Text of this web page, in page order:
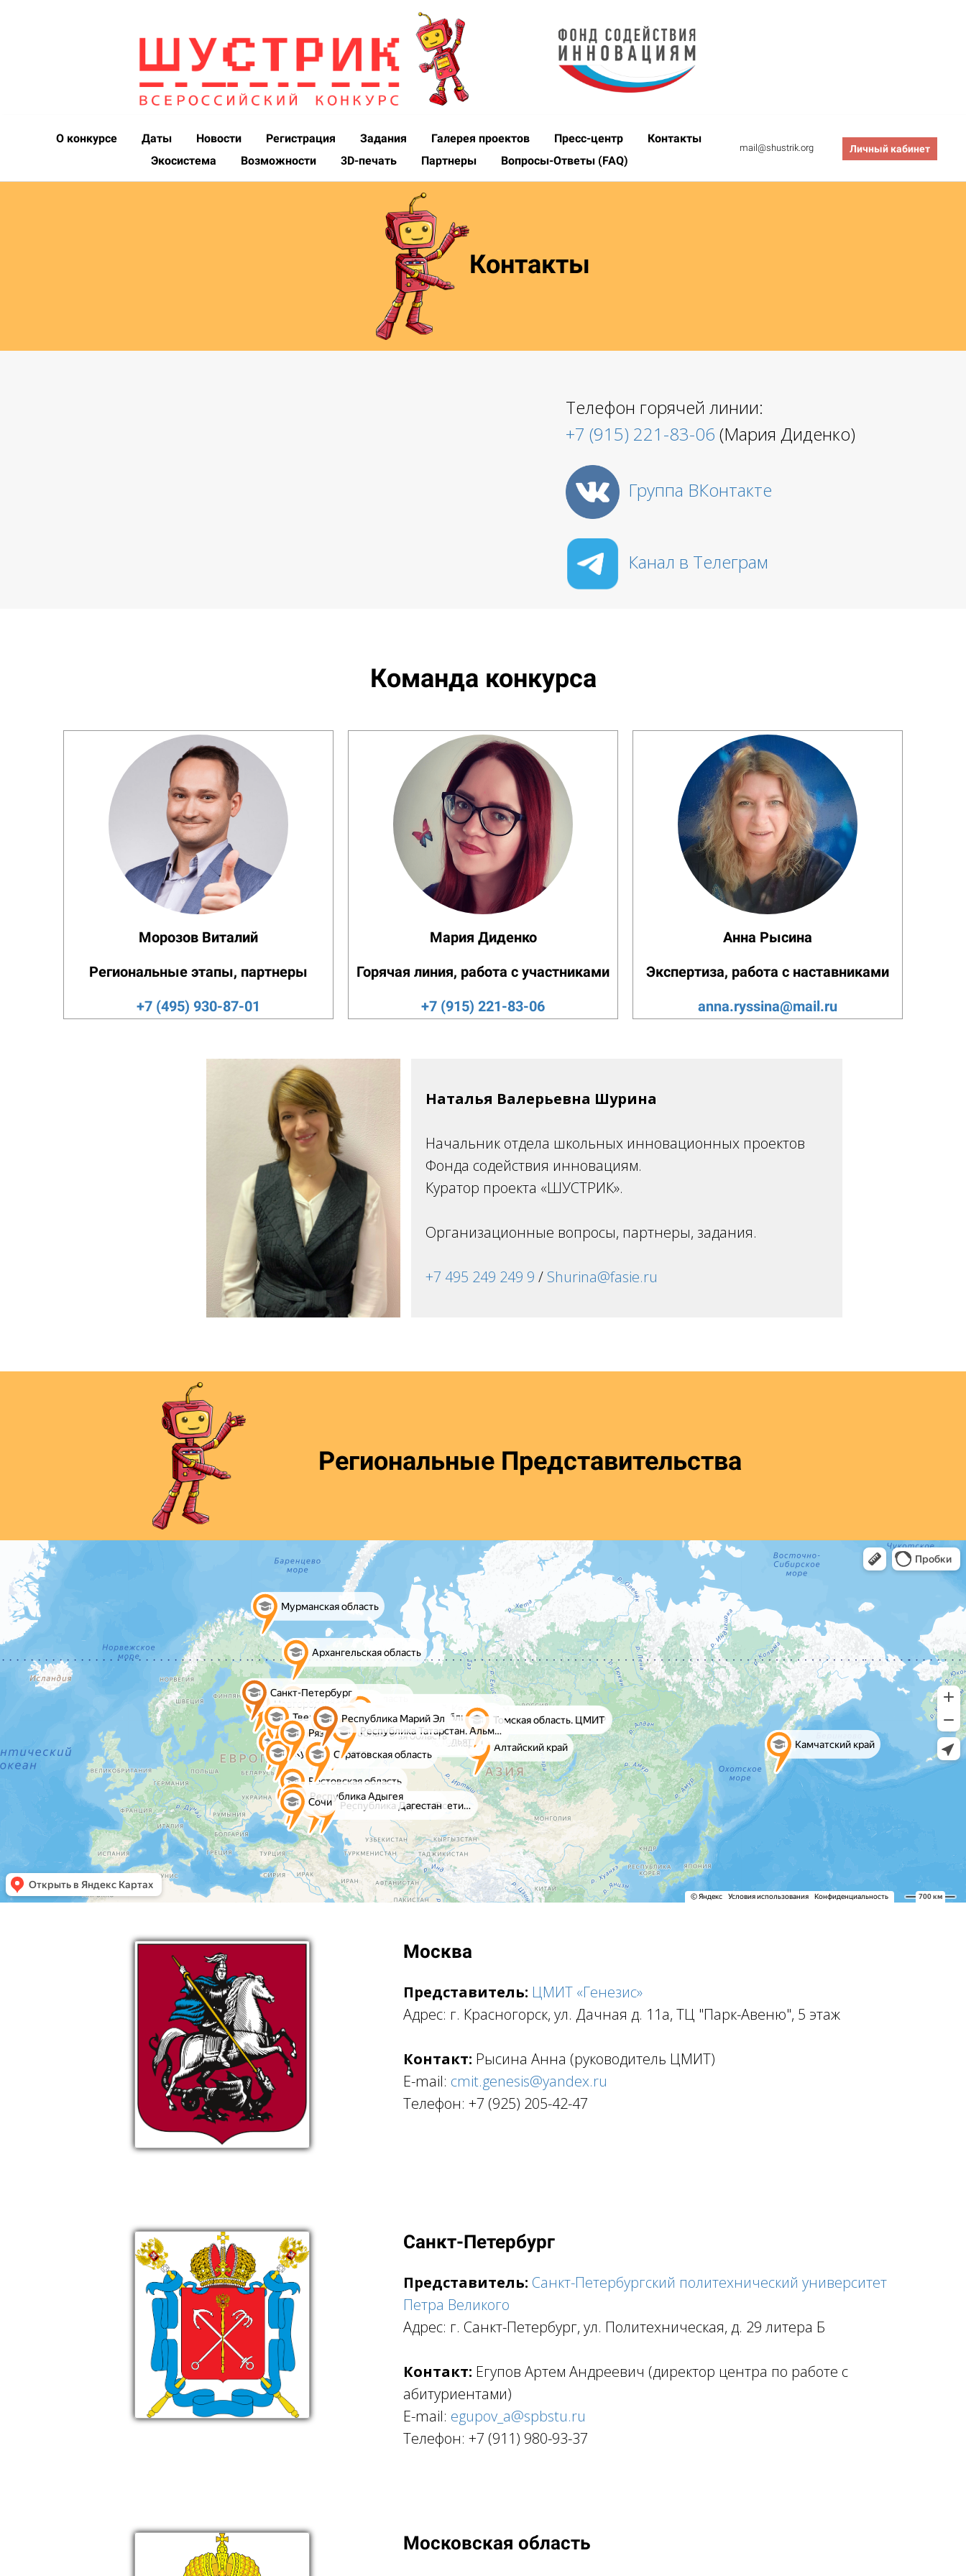
О конкурсе Даты Новости Регистрация Задания Галерея проектов Пресс-центр
Контакты
Экосистема
Возможности 3D-печать Партнеры Вопросы-Ответы (FAQ)
mail@shustrik.org Личный кабинет
Контакты
Телефон горячей линии:
+7 (915) 221-83-06 (Мария Диденко)
Группа ВКонтакте
Канал в Телеграм
Команда конкурса
Морозов Виталий
Региональные этапы, партнеры
+7 (495) 930-87-01
Мария Диденко
Горячая линия, работа с участниками
+7 (915) 221-83-06
Анна Рысина
Экспертиза, работа с наставниками
anna.ryssina@mail.ru
Наталья Валерьевна Шурина
Начальник отдела школьных инновационных проектов
Фонда содействия инновациям.
Куратор проекта «ШУСТРИК».
Организационные вопросы, партнеры, задания.
+7 495 249 249 9 / Shurina@fasie.ru
Региональные Представительства
Москва
Представитель: ЦМИТ «Генезис»
Адрес: г. Красногорск, ул. Дачная д. 11а, ТЦ "Парк-Авеню", 5 этаж
Контакт: Рысина Анна (руководитель ЦМИТ)
E-mail: cmit.genesis@yandex.ru
Телефон: +7 (925) 205-42-47
Санкт-Петербург
Представитель: Санкт-Петербургский политехнический университет
Петра Великого
Адрес: г. Санкт-Петербург, ул. Политехническая, д. 29 литера Б
Контакт: Егупов Артем Андреевич (директор центра по работе с
абитуриентами)
E-mail: egupov_a@spbstu.ru
Телефон: +7 (911) 980-93-37
Московская область